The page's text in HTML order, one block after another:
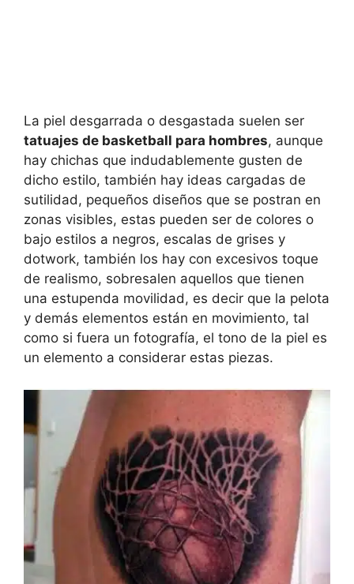
La piel desgarrada o desgastada suelen ser
tatuajes de basketball para hombres, aunque
hay chichas que indudablemente gusten de
dicho estilo, también hay ideas cargadas de
sutilidad, pequeños diseños que se postran en
zonas visibles, estas pueden ser de colores o
bajo estilos a negros, escalas de grises y
dotwork, también los hay con excesivos toque
de realismo, sobresalen aquellos que tienen
una estupenda movilidad, es decir que la pelota
y demás elementos están en movimiento, tal
como si fuera un fotografía, el tono de la piel es
un elemento a considerar estas piezas.